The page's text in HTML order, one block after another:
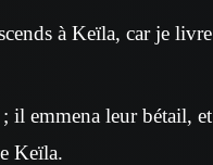
à Keïla, car je livre
il emmena leur bétail, et
Keïla.